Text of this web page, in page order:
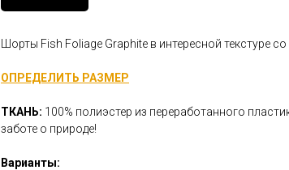
Шорты Fish Foliage Graphite в интересной текстуре
ОПРЕДЕЛИТЬ РАЗМЕР
ТКАНЬ: 100% полиэстер из переработанного
заботе о природе!
Варианты: